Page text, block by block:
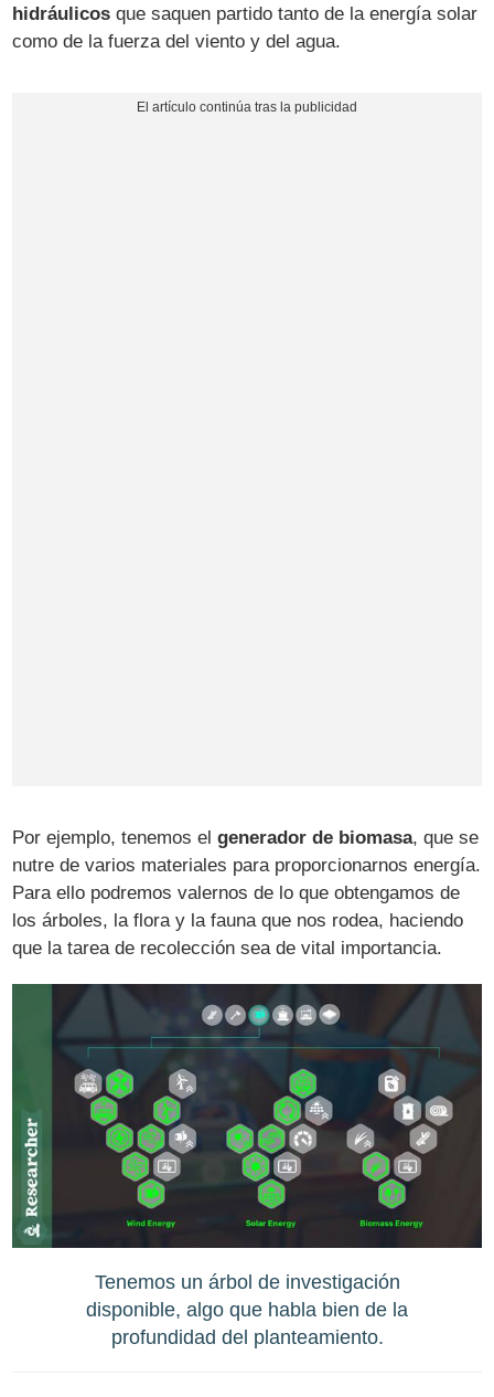
hidráulicos que saquen partido tanto de la energía solar
como de la fuerza del viento y del agua.
Por ejemplo, tenemos elgenerador de biomasa, que se
nutre de varios materiales para proporcionarnos energía.
Para ello podremos valernos de lo que obtengamos de
los árboles, la flora y la fauna que nos rodea, haciendo
que la tarea de recolección sea de vital importancia.
Tenemos un árbol de investigación
disponible, algo que habla bien de la
profundidad del planteamiento.